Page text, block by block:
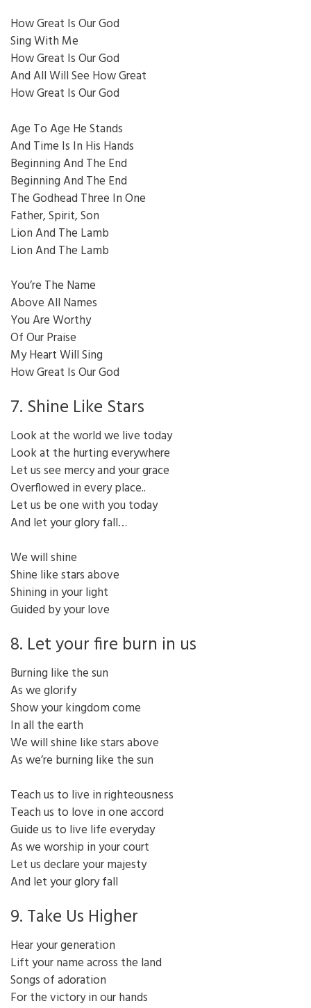
How Great Is Our God
Sing With Me
How Great Is Our God
And All Will See How Great
How Great Is Our God
Age To Age He Stands
And Time Is In His Hands
Beginning And The End
Beginning And The End
The Godhead Three In One
Father, Spirit, Son
Lion And The Lamb
Lion And The Lamb
You’re The Name
Above All Names
You Are Worthy
Of Our Praise
My Heart Will Sing
How Great Is Our God
7. Shine Like Stars
Look at the world we live today
Look at the hurting everywhere
Let us see mercy and your grace
Overflowed in every place..
Let us be one with you today
And let your glory fall…
We will shine
Shine like stars above
Shining in your light
Guided by your love
8. Let your fire burn in us
Burning like the sun
As we glorify
Show your kingdom come
In all the earth
We will shine like stars above
As we’re burning like the sun
Teach us to live in righteousness
Teach us to love in one accord
Guide us to live life everyday
As we worship in your court
Let us declare your majesty
And let your glory fall
9. Take Us Higher
Hear your generation
Lift your name across the land
Songs of adoration
For the victory in our hands